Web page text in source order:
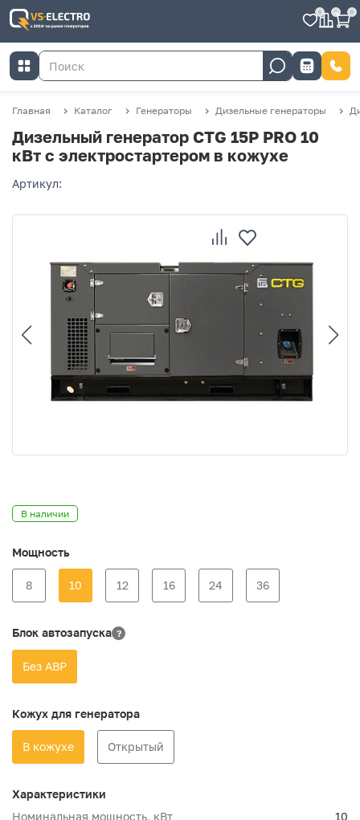
0 0 0
Главная Каталог Генераторы Дизельные генераторы
Дизельный генератор CTG 15P PRO 10
кВт с электростартером в кожухе
Артикул:
В наличии
Мощность
8 10 12 16 24 36
Блок автозапуска ?
Без АВР
Кожух для генератора
В кожухе Открытый
Характеристики
Номинальная мощность, кВт
10